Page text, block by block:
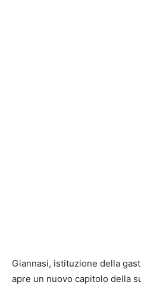
Giannasi, istituzione della
apre un nuovo capitolo della